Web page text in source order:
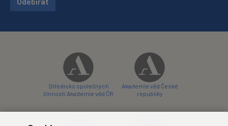
Středisko společných
činností Akademie věd ČR
Akademie věd České
republiky